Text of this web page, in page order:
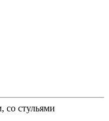
со стульями